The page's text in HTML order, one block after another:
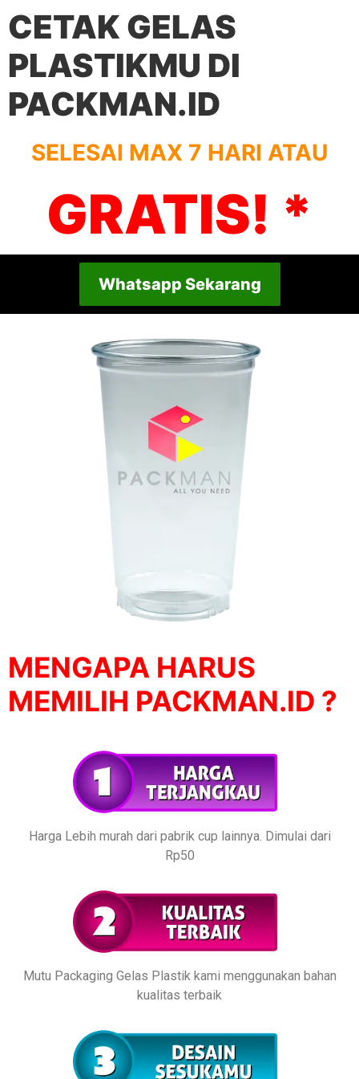
CETAK GELAS
PLASTIKMU DI
PACKMAN.ID
SELESAI MAX 7 HARI ATAU
GRATIS! *
Whatsapp Sekarang
MENGAPA HARUS
MEMILIH PACKMAN.ID ?
Harga Lebih murah dari pabrik cup lainnya. Dimulai dari
Rp50
Mutu Packaging Gelas Plastik kami menggunakan bahan
kualitas terbaik